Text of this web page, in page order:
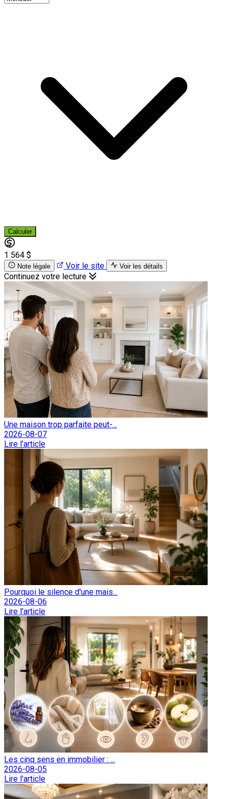
Calculer
1 564 $
Note légale Voir le site Voir les détails
Continuez votre lecture
Une maison trop parfaite peut-...
2026-08-07
Lire l'article
Pourquoi le silence d'une mais...
2026-08-06
Lire l'article
Les cinq sens en immobilier : ...
2026-08-05
Lire l'article